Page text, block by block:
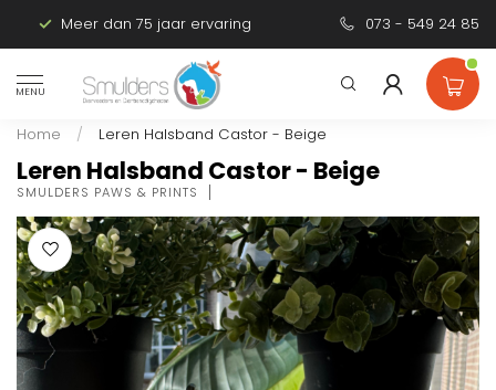
Meer dan 75 jaar ervaring Persoonlijk
073 - 549 24 85
MENU
Home / Leren Halsband Castor - Beige
Leren Halsband Castor - Beige
SMULDERS PAWS & PRINTS